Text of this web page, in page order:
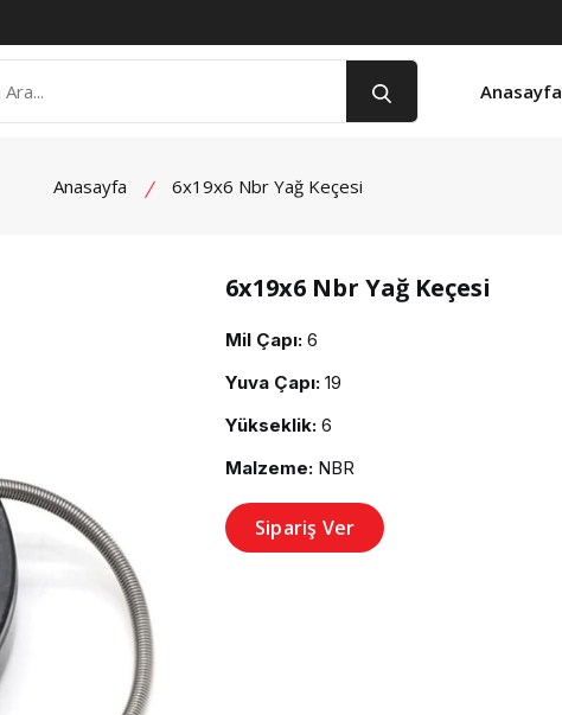
Anasayfa
Anasayfa 6x19x6 Nbr Yağ Keçesi
product view
6x19x6 Nbr Yağ Keçesi
Mil Çapı: 6
Yuva Çapı: 19
Yükseklik: 6
Malzeme: NBR
Sipariş Ver